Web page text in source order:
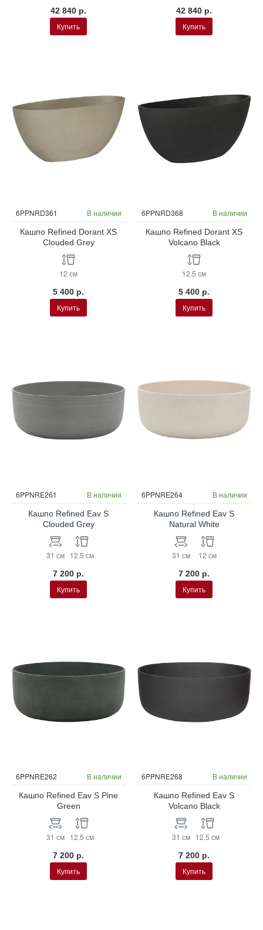
42 840 р.
Купить
42 840 р.
Купить
НОВИНКА
6PPNRD361 В наличии
Кашпо Refined Dorant XS
Clouded Grey
12 см
5 400 р.
Купить
НОВИНКА
6PPNRD368 В наличии
Кашпо Refined Dorant XS
Volcano Black
12.5 см
5 400 р.
Купить
6PPNRE261 В наличии
Кашпо Refined Eav S
Clouded Grey
31 см 12.5 см
7 200 р.
Купить
6PPNRE264 В наличии
Кашпо Refined Eav S
Natural White
31 см 12 см
7 200 р.
Купить
6PPNRE262 В наличии
Кашпо Refined Eav S Pine
Green
31 см 12.5 см
7 200 р.
Купить
6PPNRE268 В наличии
Кашпо Refined Eav S
Volcano Black
31 см 12.5 см
7 200 р.
Купить